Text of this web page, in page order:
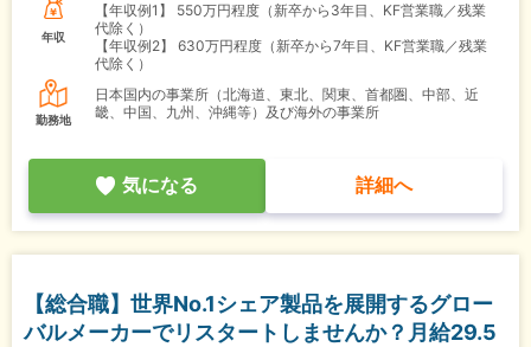
年収
【年収例1】
550万円程度（新卒から3年目、KF営業職／残業
代除く）
【年収例2】
630万円程度（新卒から7年目、KF営業職／残業
代除く）
勤務地
日本国内の事業所（北海道、東北、関東、首都圏、中部、近
畿、中国、九州、沖縄等）及び海外の事業所
気になる 詳細へ
【総合職】世界No.1シェア製品を展開するグロー
バルメーカーでリスタートしませんか？月給29.5